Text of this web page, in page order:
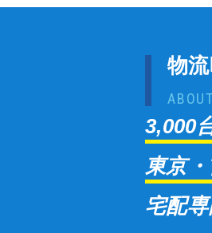
物
ABOUT
3,000
東京・
宅配